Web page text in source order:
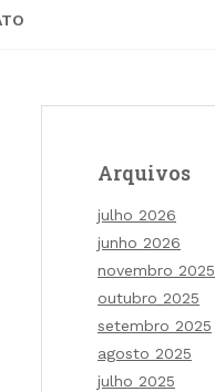
Arquivos
julho 2026
junho 2026
novembro 2025
outubro 2025
setembro 2025
agosto 2025
julho 2025